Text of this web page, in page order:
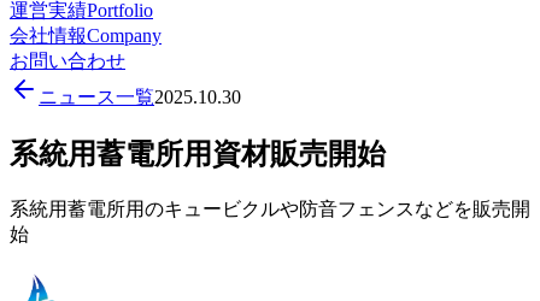
運営実績Portfolio
会社情報Company
お問い合わせ
ニュース一覧2025.10.30
系統用蓄電所用資材販売開始
系統用蓄電所用のキュービクルや防音フェンスなどを販売開
始